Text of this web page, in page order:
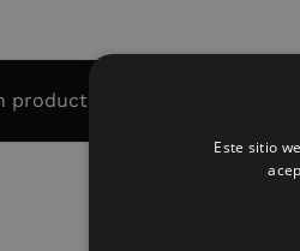
productos que concuerden
Este sitio